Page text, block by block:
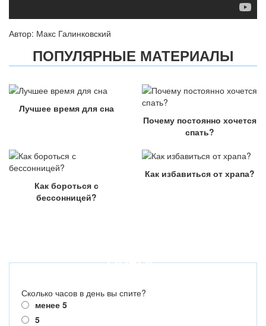
Автор: Макс Галинковский
ПОПУЛЯРНЫЕ МАТЕРИАЛЫ
Лучшее время для сна
Почему постоянно хочется
спать?
Как бороться с
бессонницей?
Как избавиться от храпа?
ОПРОС
Сколько часов в день вы спите?
менее 5
5